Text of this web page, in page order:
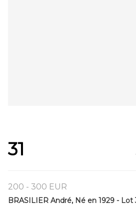
31
200 - 300 EUR
BRASILIER André, Né en 1929 - Lot